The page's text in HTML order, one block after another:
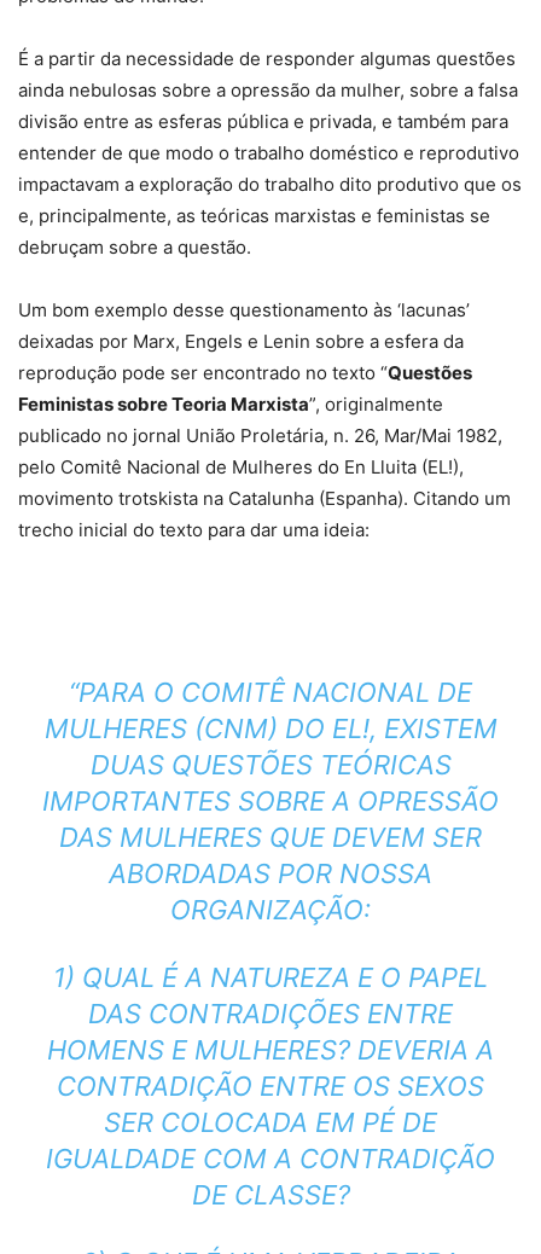
É a partir da necessidade de responder algumas questões
ainda nebulosas sobre a opressão da mulher, sobre a falsa
divisão entre as esferas pública e privada, e também para
entender de que modo o trabalho doméstico e reprodutivo
impactavam a exploração do trabalho dito produtivo que os
e, principalmente, as teóricas marxistas e feministas se
debruçam sobre a questão.
Um bom exemplo desse questionamento às ‘lacunas’
deixadas por Marx, Engels e Lenin sobre a esfera da
reprodução pode ser encontrado no texto “Questões
Feministas sobre Teoria Marxista”, originalmente
publicado no jornal União Proletária, n. 26, Mar/Mai 1982,
pelo Comitê Nacional de Mulheres do En Lluita (EL!),
movimento trotskista na Catalunha (Espanha). Citando um
trecho inicial do texto para dar uma ideia:
“PARA O COMITÊ NACIONAL DE
MULHERES (CNM) DO EL!, EXISTEM
DUAS QUESTÕES TEÓRICAS
IMPORTANTES SOBRE A OPRESSÃO
DAS MULHERES QUE DEVEM SER
ABORDADAS POR NOSSA
ORGANIZAÇÃO:
1) QUAL É A NATUREZA E O PAPEL
DAS CONTRADIÇÕES ENTRE
HOMENS E MULHERES? DEVERIA A
CONTRADIÇÃO ENTRE OS SEXOS
SER COLOCADA EM PÉ DE
IGUALDADE COM A CONTRADIÇÃO
DE CLASSE?